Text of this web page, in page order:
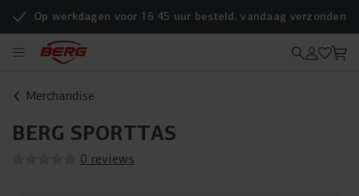
Op werkdagen voor 16.45 uur besteld, vandaag verzonden
Merchandise
BERG SPORTTAS
0 reviews